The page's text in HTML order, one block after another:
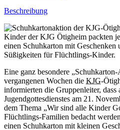
Beschreibung
Kinder der KJG Ötigheim packten
einen Schuhkarton mit Geschenken
Süßigkeiten für Flüchtlings-Kinder.
Eine ganz besondere
vergangenen Wochen die KJG-
informierten die Gruppenleiter, dass
Jugendgottesdienstes am 21.
dem Thema „Wir sind alle Kinder
Flüchtlings-Familien bedacht
einen Schuhkarton mit kleinen